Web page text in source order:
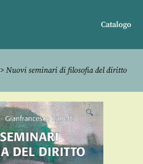
Catalogo
> Nuovi seminari di filosofia del diritto
🔍